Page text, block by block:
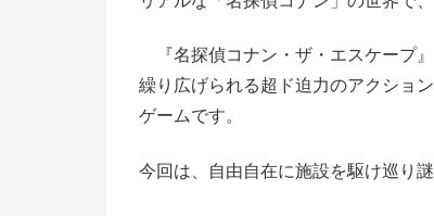
『名探偵コナン・ザ・エスケープ
繰り広げられる超ド迫力のアクショ
ゲームです。
今回は、自由自在に施設を駆け巡り